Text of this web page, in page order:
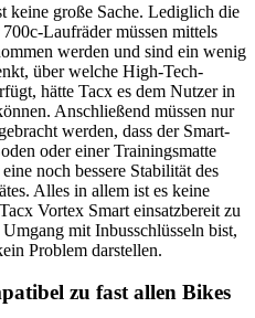
keine große Sache. Lediglich die
Laufräder müssen mittels
werden und sind ein wenig
über welche High-Tech-
hätte Tacx es dem Nutzer in
Anschließend müssen nur
werden, dass der Smart-
oder einer Trainingsmatte
noch bessere Stabilität des
Alles in allem ist es keine
Vortex Smart einsatzbereit zu
mit Inbusschlüsseln bist,
Problem darstellen.
zu fast allen Bikes